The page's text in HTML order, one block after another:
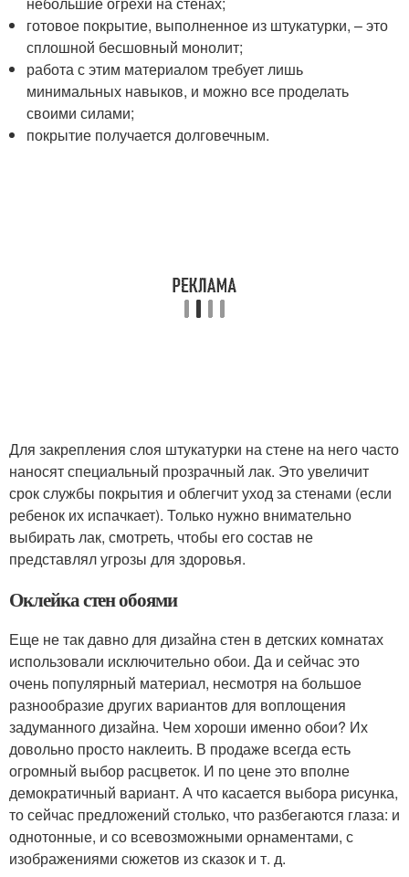
готовое покрытие, выполненное из штукатурки, – это
сплошной бесшовный монолит;
работа с этим материалом требует лишь
минимальных навыков, и можно все проделать
своими силами;
покрытие получается долговечным.
Для закрепления слоя штукатурки на стене на него часто
наносят специальный прозрачный лак. Это увеличит
срок службы покрытия и облегчит уход за стенами (если
ребенок их испачкает). Только нужно внимательно
выбирать лак, смотреть, чтобы его состав не
представлял угрозы для здоровья.
Оклейка стен обоями
Еще не так давно для дизайна стен в детских комнатах
использовали исключительно обои. Да и сейчас это
очень популярный материал, несмотря на большое
разнообразие других вариантов для воплощения
задуманного дизайна. Чем хороши именно обои? Их
довольно просто наклеить. В продаже всегда есть
огромный выбор расцветок. И по цене это вполне
демократичный вариант. А что касается выбора рисунка,
то сейчас предложений столько, что разбегаются глаза: и
однотонные, и со всевозможными орнаментами, с
изображениями сюжетов из сказок и т. д.